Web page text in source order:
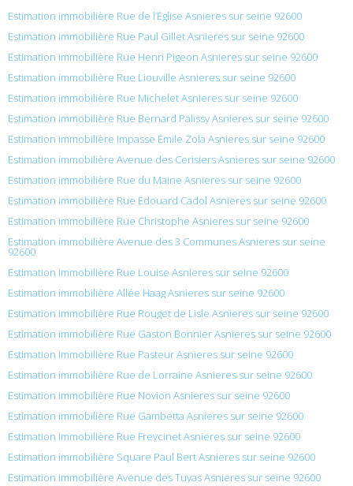
Estimation immobilière Rue de l’Église Asnieres sur seine 92600
Estimation immobilière Rue Paul Gillet Asnieres sur seine 92600
Estimation immobilière Rue Henri Pigeon Asnieres sur seine 92600
Estimation immobilière Rue Liouville Asnieres sur seine 92600
Estimation immobilière Rue Michelet Asnieres sur seine 92600
Estimation immobilière Rue Bernard Palissy Asnieres sur seine 92600
Estimation immobilière Impasse Émile Zola Asnieres sur seine 92600
Estimation immobilière Avenue des Cerisiers Asnieres sur seine 92600
Estimation immobilière Rue du Maine Asnieres sur seine 92600
Estimation immobilière Rue Édouard Cadol Asnieres sur seine 92600
Estimation immobilière Rue Christophe Asnieres sur seine 92600
Estimation immobilière Avenue des 3 Communes Asnieres sur seine
92600
Estimation immobilière Rue Louise Asnieres sur seine 92600
Estimation immobilière Allée Haag Asnieres sur seine 92600
Estimation immobilière Rue Rouget de Lisle Asnieres sur seine 92600
Estimation immobilière Rue Gaston Bonnier Asnieres sur seine 92600
Estimation immobilière Rue Pasteur Asnieres sur seine 92600
Estimation immobilière Rue de Lorraine Asnieres sur seine 92600
Estimation immobilière Rue Novion Asnieres sur seine 92600
Estimation immobilière Rue Gambetta Asnieres sur seine 92600
Estimation immobilière Rue Freycinet Asnieres sur seine 92600
Estimation immobilière Square Paul Bert Asnieres sur seine 92600
Estimation immobilière Avenue des Tuyas Asnieres sur seine 92600